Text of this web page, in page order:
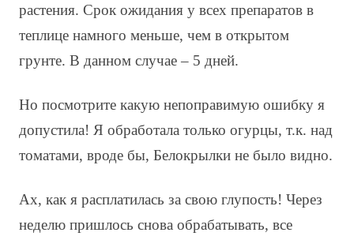
растения. Срок ожидания у всех препаратов в
теплице намного меньше, чем в открытом
грунте. В данном случае – 5 дней.
Но посмотрите какую непоправимую ошибку я
допустила! Я обработала только огурцы, т.к. над
томатами, вроде бы, Белокрылки не было видно.
Ах, как я расплатилась за свою глупость! Через
неделю пришлось снова обрабатывать, все